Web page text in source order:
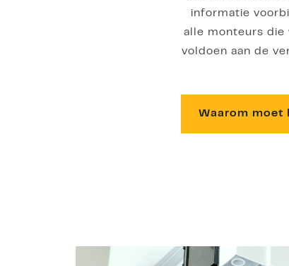
informatie
alle monteurs die
voldoen aan de
Waarom moet